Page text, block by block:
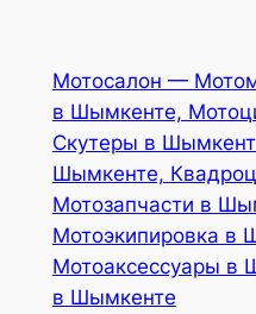
Мотосалон —
в Шымкенте,
Скутеры в
Шымкенте,
Мотозапчасти в
Мотоэкипировка в
Мотоаксессуары в
в Шымкенте